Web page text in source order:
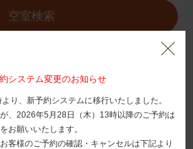
泊プラン一覧
認・変更・キャンセル >
システム変更のお知らせ
り、新予約システムに移行いたしました。
、2026年5月28日（木）13時以降のご予約は
お願いいたします。
客様のご予約の確認・キャンセルは下記より